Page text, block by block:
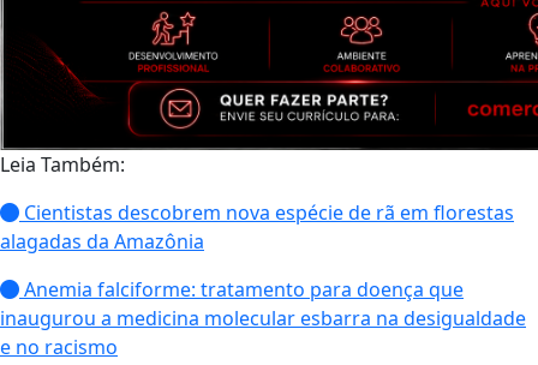
Leia Também:
Cientistas descobrem nova espécie de rã em florestas
alagadas da Amazônia
Anemia falciforme: tratamento para doença que
inaugurou a medicina molecular esbarra na desigualdade
e no racismo